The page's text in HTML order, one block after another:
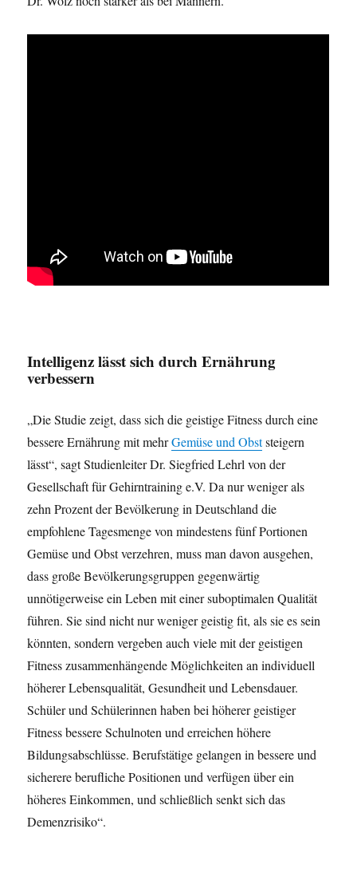
Intelligenz lässt sich durch Ernährung
verbessern
„Die Studie zeigt, dass sich die geistige Fitness durch eine
bessere Ernährung mit mehrGemüse und Obststeigern
lässt“, sagt Studienleiter Dr. Siegfried Lehrl von der
Gesellschaft für Gehirntraining e.V. Da nur weniger als
zehn Prozent der Bevölkerung in Deutschland die
empfohlene Tagesmenge von mindestens fünf Portionen
Gemüse und Obst verzehren, muss man davon ausgehen,
dass große Bevölkerungsgruppen gegenwärtig
unnötigerweise ein Leben mit einer suboptimalen Qualität
führen. Sie sind nicht nur weniger geistig fit, als sie es sein
könnten, sondern vergeben auch viele mit der geistigen
Fitness zusammenhängende Möglichkeiten an individuell
höherer Lebensqualität, Gesundheit und Lebensdauer.
Schüler und Schülerinnen haben bei höherer geistiger
Fitness bessere Schulnoten und erreichen höhere
Bildungsabschlüsse. Berufstätige gelangen in bessere und
sicherere berufliche Positionen und verfügen über ein
höheres Einkommen, und schließlich senkt sich das
Demenzrisiko“.